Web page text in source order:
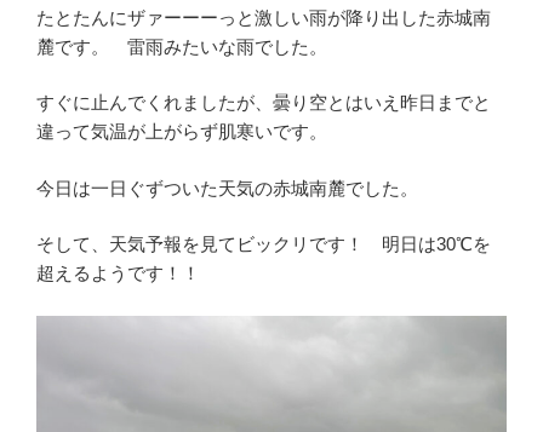
たとたんにザァーーーっと激しい雨が降り出した赤城南
麓です。 雷雨みたいな雨でした。
すぐに止んでくれましたが、曇り空とはいえ昨日までと
違って気温が上がらず肌寒いです。
今日は一日ぐずついた天気の赤城南麓でした。
そして、天気予報を見てビックリです！ 明日は30℃を
超えるようです！！